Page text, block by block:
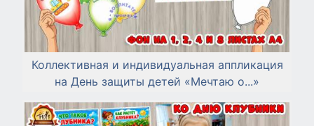
Коллективная и индивидуальная аппликация
на День защиты детей «Мечтаю о...»